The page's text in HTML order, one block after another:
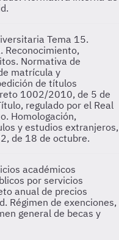
Tema 15.
Reconocimiento,
Normativa de
matrícula y
de títulos
1002/2010, de 5 de
regulado por el Real
Homologación,
y estudios extranjeros,
de 18 de octubre.
académicos
por servicios
anual de precios
Régimen de exenciones,
general de becas y